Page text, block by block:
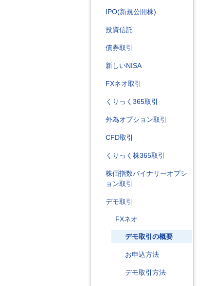
IPO(新規公開株)
投資信託
債券取引
新しいNISA
FXネオ取引
くりっく365取引
外為オプション取引
CFD取引
くりっく株365取引
株価指数バイナリーオプシ
ョン取引
デモ取引
FXネオ
デモ取引の概要
お申込方法
デモ取引方法